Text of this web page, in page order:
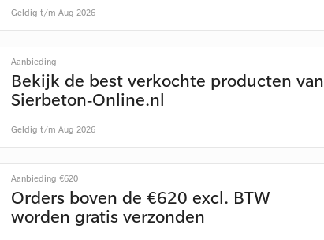
Geldig t/m Aug 2026
Aanbieding
Bekijk de best verkochte producten van
Sierbeton-Online.nl
Geldig t/m Aug 2026
Aanbieding €620
Orders boven de €620 excl. BTW
worden gratis verzonden